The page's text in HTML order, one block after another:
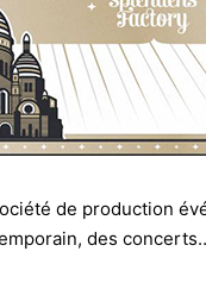
de production
des